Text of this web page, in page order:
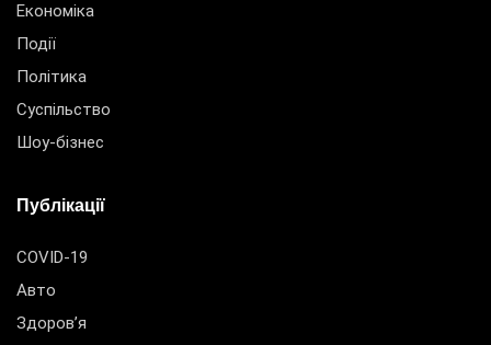
Економіка
Події
Політика
Суспільство
Шоу-бізнес
Публікації
COVID-19
Авто
Здоров’я